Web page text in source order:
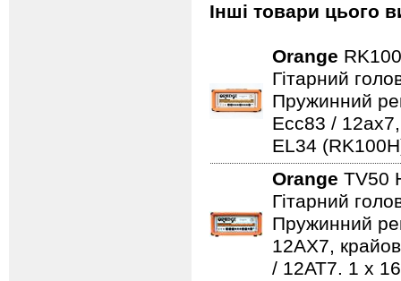
Інші товари цього
Orange
Гітарний
Пружинний
Ecc83 /
EL34
Orange TV50
Гітарний
Пружинний
12AX7,
/ 12AT7. 1 х